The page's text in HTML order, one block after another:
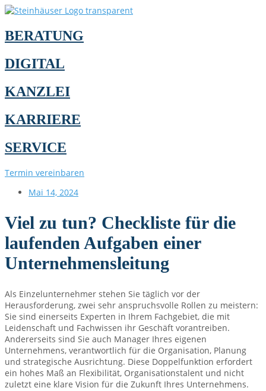
BERATUNG
DIGITAL
KANZLEI
KARRIERE
SERVICE
Termin vereinbaren
Mai 14, 2024
Viel zu tun? Checkliste für die
laufenden Aufgaben einer
Unternehmensleitung
Als Einzelunternehmer stehen Sie täglich vor der
Herausforderung, zwei sehr anspruchsvolle Rollen zu meistern:
Sie sind einerseits Experten in Ihrem Fachgebiet, die mit
Leidenschaft und Fachwissen ihr Geschäft vorantreiben.
Andererseits sind Sie auch Manager Ihres eigenen
Unternehmens, verantwortlich für die Organisation, Planung
und strategische Ausrichtung. Diese Doppelfunktion erfordert
ein hohes Maß an Flexibilität, Organisationstalent und nicht
zuletzt eine klare Vision für die Zukunft Ihres Unternehmens.